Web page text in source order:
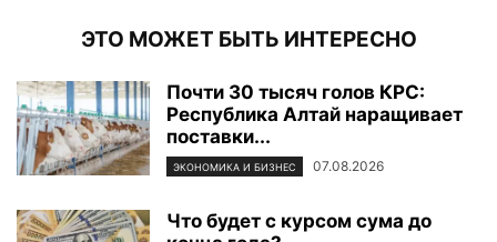
ЭТО МОЖЕТ БЫТЬ ИНТЕРЕСНО
Почти 30 тысяч голов КРС:
Республика Алтай наращивает
поставки...
ЭКОНОМИКА И БИЗНЕС 07.08.2026
Что будет с курсом сума до